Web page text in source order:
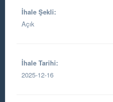
İhale Şekli:
Açık
İhale Tarihi:
2025-12-16